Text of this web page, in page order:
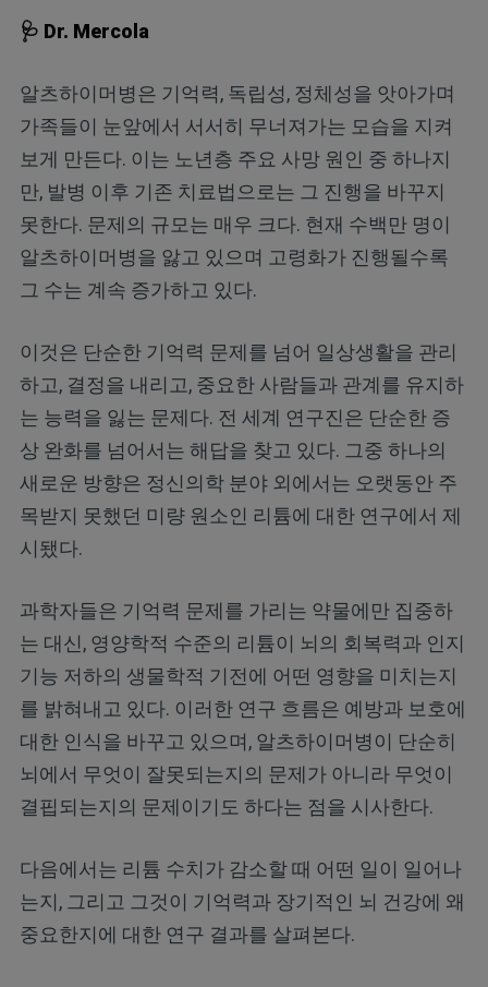
🩺 Dr. Mercola
알츠하이머병은 기억력, 독립성, 정체성을 앗아가며
가족들이 눈앞에서 서서히 무너져가는 모습을 지켜
보게 만든다. 이는 노년층 주요 사망 원인 중 하나지
만, 발병 이후 기존 치료법으로는 그 진행을 바꾸지
못한다. 문제의 규모는 매우 크다. 현재 수백만 명이
알츠하이머병을 앓고 있으며 고령화가 진행될수록
그 수는 계속 증가하고 있다.
이것은 단순한 기억력 문제를 넘어 일상생활을 관리
하고, 결정을 내리고, 중요한 사람들과 관계를 유지하
는 능력을 잃는 문제다. 전 세계 연구진은 단순한 증
상 완화를 넘어서는 해답을 찾고 있다. 그중 하나의
새로운 방향은 정신의학 분야 외에서는 오랫동안 주
목받지 못했던 미량 원소인 리튬에 대한 연구에서 제
시됐다.
과학자들은 기억력 문제를 가리는 약물에만 집중하
는 대신, 영양학적 수준의 리튬이 뇌의 회복력과 인지
기능 저하의 생물학적 기전에 어떤 영향을 미치는지
를 밝혀내고 있다. 이러한 연구 흐름은 예방과 보호에
대한 인식을 바꾸고 있으며, 알츠하이머병이 단순히
뇌에서 무엇이 잘못되는지의 문제가 아니라 무엇이
결핍되는지의 문제이기도 하다는 점을 시사한다.
다음에서는 리튬 수치가 감소할 때 어떤 일이 일어나
는지, 그리고 그것이 기억력과 장기적인 뇌 건강에 왜
중요한지에 대한 연구 결과를 살펴본다.